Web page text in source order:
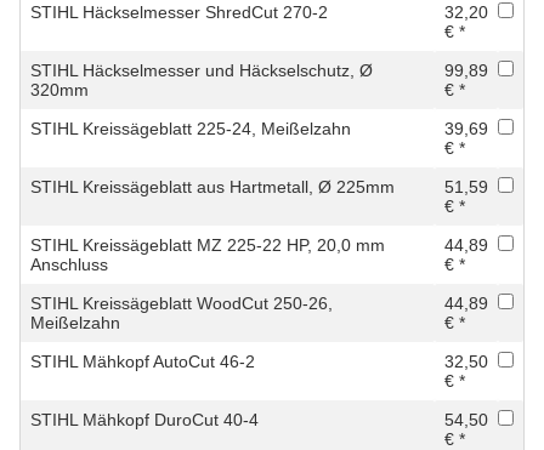
STIHL Häckselmesser ShredCut 270-2
32,20
€ *
STIHL Häckselmesser und Häckselschutz, Ø
320mm
99,89
€ *
STIHL Kreissägeblatt 225-24, Meißelzahn
39,69
€ *
STIHL Kreissägeblatt aus Hartmetall, Ø 225mm
51,59
€ *
STIHL Kreissägeblatt MZ 225-22 HP, 20,0 mm
Anschluss
44,89
€ *
STIHL Kreissägeblatt WoodCut 250-26,
Meißelzahn
44,89
€ *
STIHL Mähkopf AutoCut 46-2
32,50
€ *
STIHL Mähkopf DuroCut 40-4
54,50
€ *